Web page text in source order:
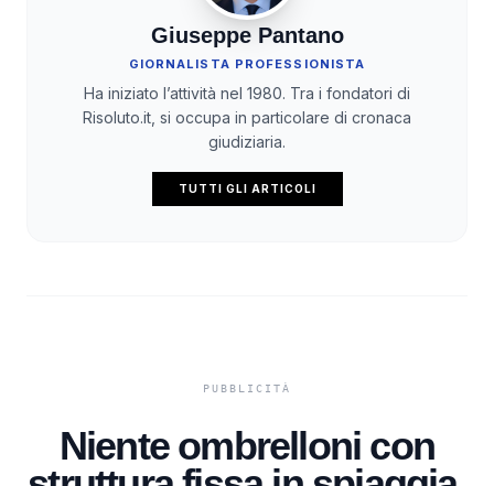
Giuseppe Pantano
GIORNALISTA PROFESSIONISTA
Ha iniziato l’attività nel 1980. Tra i fondatori di
Risoluto.it, si occupa in particolare di cronaca
giudiziaria.
TUTTI GLI ARTICOLI
Niente ombrelloni con